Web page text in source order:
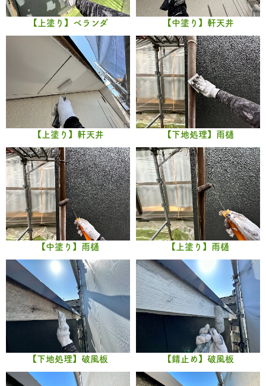
【上塗り】ベランダ 【中塗り】軒天井
【上塗り】軒天井 【下地処理】雨樋
【中塗り】雨樋 【上塗り】雨樋
【下地処理】破風板 【錆止め】破風板